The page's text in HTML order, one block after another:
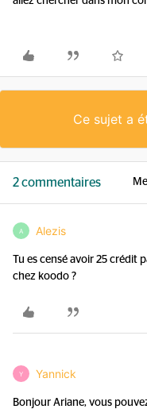
Ce sujet a
2 commentaires
A Alezis
Tu es censé avoir 25 crédit
chez koodo ?
Y Yannick
Bonjour Ariane, vous